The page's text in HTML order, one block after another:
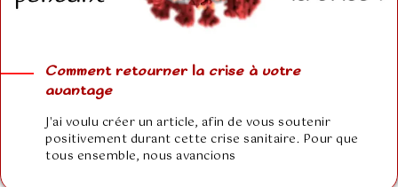
Comment retourner la crise à votre
avantage
J'ai voulu créer un article, afin de vous soutenir
positivement durant cette crise sanitaire. Pour que
tous ensemble, nous avancions